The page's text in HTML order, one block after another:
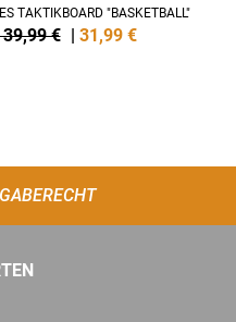
TAKTIKBOARD "BASKETBALL"
39,99 € | 31,99 €